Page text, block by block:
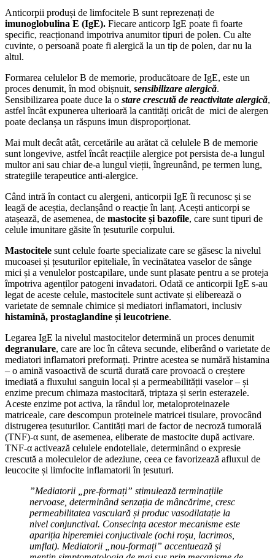
Anticorpii produși de limfocitele B sunt reprezenați de
imunoglobulina E (IgE). Fiecare anticorp IgE poate fi foarte
specific, reacționand impotriva anumitor tipuri de polen. Cu alte
cuvinte, o persoană poate fi alergică la un tip de polen, dar nu la
altul.
Formarea celulelor B de memorie, producătoare de IgE, este un
proces denumit, în mod obișnuit, sensibilizare alergică.
Sensibilizarea poate duce la o stare crescută de reactivitate alergică,
astfel încât expunerea ulterioară la cantități oricât de mici de alergen
poate declanșa un răspuns imun disproporționat.
Mai mult decât atât, cercetările au arătat că celulele B de memorie
sunt longevive, astfel încât reacțiile alergice pot persista de-a lungul
multor ani sau chiar de-a lungul vieții, îngreunând, pe termen lung,
strategiile terapeutice anti-alergice.
Când intră în contact cu alergeni, anticorpii IgE îi recunosc și se
leagă de aceștia, declanșând o reacție în lanț. Acești anticorpi se
atașează, de asemenea, de mastocite și bazofile, care sunt tipuri de
celule imunitare găsite în țesuturile corpului.
Mastocitele sunt celule foarte specializate care se găsesc la nivelul
mucoasei și țesuturilor epiteliale, în vecinătatea vaselor de sânge
mici și a venulelor postcapilare, unde sunt plasate pentru a se proteja
împotriva agenților patogeni invadatori. Odată ce anticorpii IgE s-au
legat de aceste celule, mastocitele sunt activate și eliberează o
varietate de semnale chimice și mediatori inflamatori, inclusiv
histamină, prostaglandine și leucotriene.
Legarea IgE la nivelul mastocitelor determină un proces denumit
degranulare, care are loc în câteva secunde, eliberând o varietate de
mediatori inflamatori preformați. Printre acestea se numără histamina
– o amină vasoactivă de scurtă durată care provoacă o creștere
imediată a fluxului sanguin local și a permeabilității vaselor – și
enzime precum chimaza mastocitară, triptaza și serin esterazele.
Aceste enzime pot activa, la rândul lor, metaloproteinazele
matriceale, care descompun proteinele matricei tisulare, provocând
distrugerea țesuturilor. Cantități mari de factor de necroză tumorală
(TNF)-α sunt, de asemenea, eliberate de mastocite după activare.
TNF-α activează celulele endoteliale, determinând o expresie
crescută a moleculelor de adeziune, ceea ce favorizează afluxul de
leucocite și limfocite inflamatorii în țesuturi.
”Mediatorii „pre-formați” stimulează terminațiile
nervoase, determinând senzația de mâncărime, cresc
permeabilitatea vasculară și produc vasodilatație la
nivel conjunctival. Consecința acestor mecanisme este
apariția hiperemiei conjuctivale (ochi roșu, lacrimos,
umflat). Mediatorii „nou-formați” accentuează și